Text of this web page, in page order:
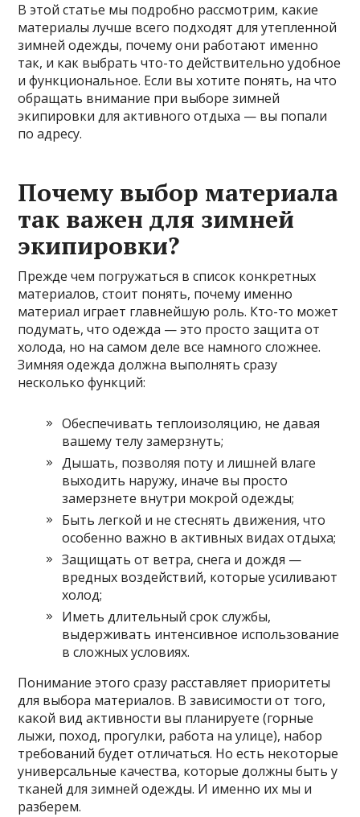
В этой статье мы подробно рассмотрим, какие
материалы лучше всего подходят для утепленной
зимней одежды, почему они работают именно
так, и как выбрать что-то действительно удобное
и функциональное. Если вы хотите понять, на что
обращать внимание при выборе зимней
экипировки для активного отдыха — вы попали
по адресу.
Почему выбор материала
так важен для зимней
экипировки?
Прежде чем погружаться в список конкретных
материалов, стоит понять, почему именно
материал играет главнейшую роль. Кто-то может
подумать, что одежда — это просто защита от
холода, но на самом деле все намного сложнее.
Зимняя одежда должна выполнять сразу
несколько функций:
Обеспечивать теплоизоляцию, не давая
вашему телу замерзнуть;
Дышать, позволяя поту и лишней влаге
выходить наружу, иначе вы просто
замерзнете внутри мокрой одежды;
Быть легкой и не стеснять движения, что
особенно важно в активных видах отдыха;
Защищать от ветра, снега и дождя —
вредных воздействий, которые усиливают
холод;
Иметь длительный срок службы,
выдерживать интенсивное использование
в сложных условиях.
Понимание этого сразу расставляет приоритеты
для выбора материалов. В зависимости от того,
какой вид активности вы планируете (горные
лыжи, поход, прогулки, работа на улице), набор
требований будет отличаться. Но есть некоторые
универсальные качества, которые должны быть у
тканей для зимней одежды. И именно их мы и
разберем.